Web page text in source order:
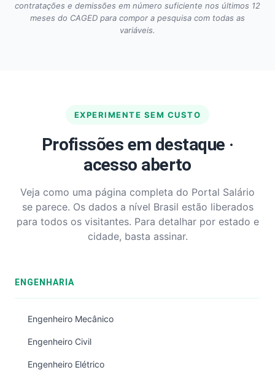
contratações e demissões em número suficiente nos últimos 12
meses do CAGED para compor a pesquisa com todas as
variáveis.
EXPERIMENTE SEM CUSTO
Profissões em destaque ·
acesso aberto
Veja como uma página completa do Portal Salário
se parece. Os dados a nível Brasil estão liberados
para todos os visitantes. Para detalhar por estado e
cidade, basta assinar.
ENGENHARIA
Engenheiro Mecânico
Engenheiro Civil
Engenheiro Elétrico